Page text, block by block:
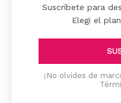
Suscríbete para
Elegi el
¡No olvides de